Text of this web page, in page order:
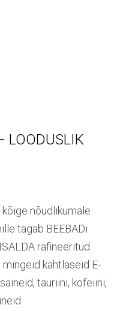
LOODUSLIK
kõige nõudlikumale
tagab BEEBADi
rafineeritud
kahtlaseid E-
tauriini, kofeiini,